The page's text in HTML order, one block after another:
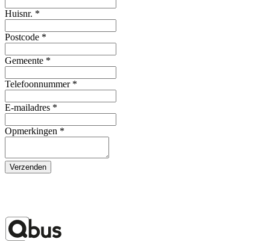
Huisnr. *
Postcode *
Gemeente *
Telefoonnummer *
E-mailadres *
Opmerkingen *
Verzenden